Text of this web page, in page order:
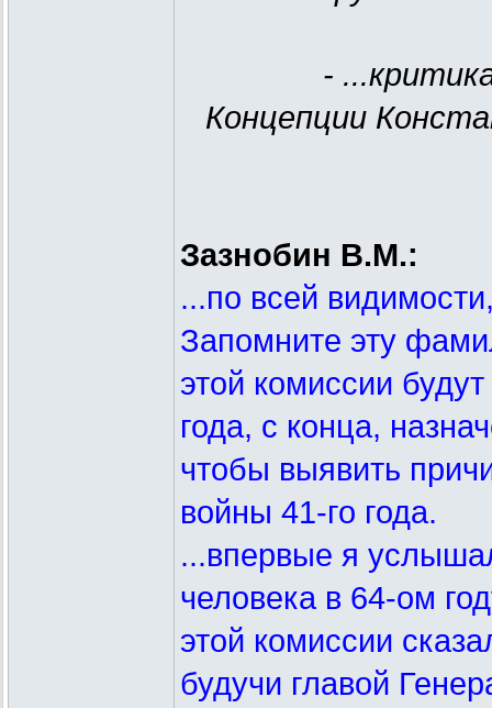
-
Концепции
Зазнобин В.М.:
...по всей
Запомните эту
этой комиссии
года, с конца,
чтобы выявить
войны 41-го года.
...впервые я
человека в 64-ом
этой комиссии
будучи главой